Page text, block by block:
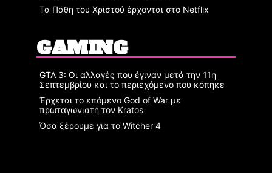
Τα Πάθη του Χριστού έρχονται στο Netflix
GAMING
GTA 3: Οι αλλαγές που έγιναν μετά την 11η
Σεπτεμβρίου και το περιεχόμενο που κόπηκε
Έρχεται το επόμενο God of War με
πρωταγωνιστή τον Kratos
Όσα ξέρουμε για το Witcher 4